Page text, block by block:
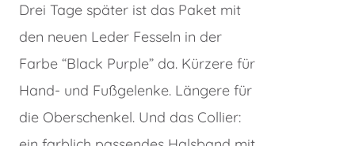
Drei Tage später ist das Paket mit
den neuen Leder Fesseln in der
Farbe “Black Purple” da. Kürzere für
Hand- und Fußgelenke. Längere für
die Oberschenkel. Und das Collier: